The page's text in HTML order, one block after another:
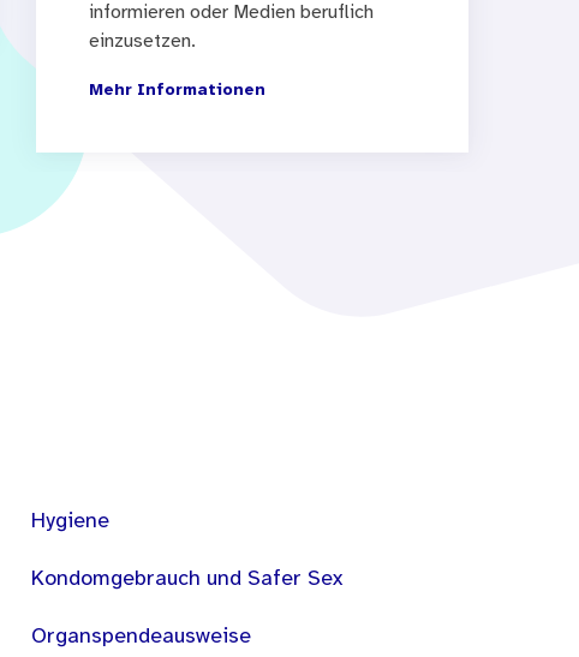
informieren oder Medien beruflich
einzusetzen.
Mehr Informationen
Hygiene
Kondomgebrauch und Safer Sex
Organspendeausweise